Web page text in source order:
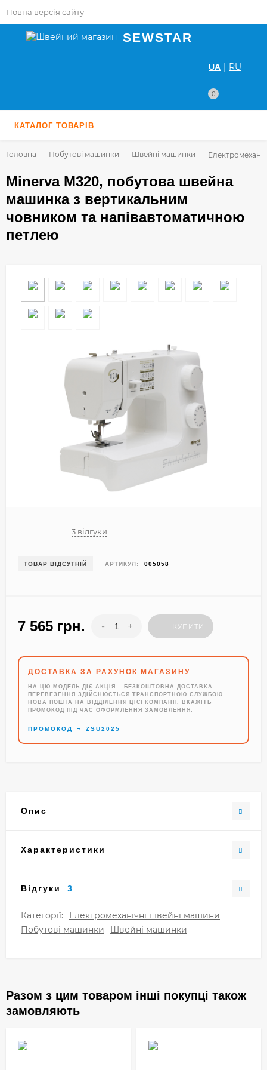
Повна версія сайту
UA | RU
0
SEWSTAR
КАТАЛОГ ТОВАРІВ
Головна Побутові машинки Швейні машинки
Minerva M320, побутова швейна
машинка з вертикальним
човником та напівавтоматичною
петлею
3 відгуки
ТОВАР ВІДСУТНІЙ АРТИКУЛ: 005058
7 565 грн. - + КУПИТИ
ДОСТАВКА ЗА РАХУНОК МАГАЗИНУ
НА ЦЮ МОДЕЛЬ ДІЄ АКЦІЯ – БЕЗКОШТОВНА ДОСТАВКА.
ПЕРЕВЕЗЕННЯ ЗДІЙСНЮЄТЬСЯ ТРАНСПОРТНОЮ СЛУЖБОЮ
НОВА ПОШТА НА ВІДДІЛЕННЯ ЦІЄЇ КОМПАНІЇ. ВКАЖІТЬ
ПРОМОКОД ПІД ЧАС ОФОРМЛЕННЯ ЗАМОВЛЕННЯ.
ПРОМОКОД → ZSU2025
Опис
Характеристики
Відгуки 3
Категорії:
Електромеханічні швейні машини
Побутові машинки
Швейні машинки
Разом з цим товаром інші покупці також
замовляють